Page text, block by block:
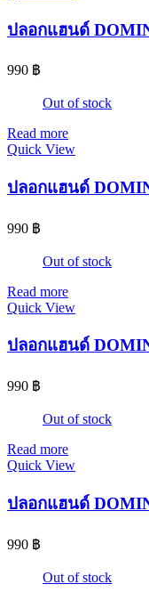
ปลอกแฮนด์
990 ฿
Out of stock
Read more
Quick View
ปลอกแฮนด์
990 ฿
Out of stock
Read more
Quick View
ปลอกแฮนด์
990 ฿
Out of stock
Read more
Quick View
ปลอกแฮนด์
990 ฿
Out of stock